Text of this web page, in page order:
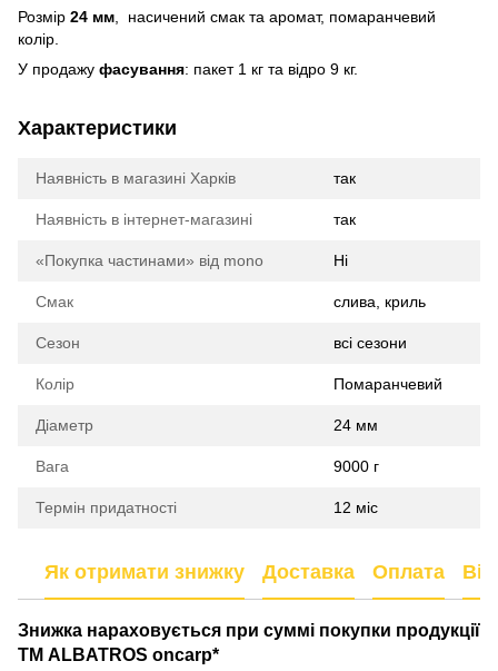
Розмір 24 мм , насичений смак та аромат, помаранчевий
колір.
У продажу фасування: пакет 1 кг та відро 9 кг.
Характеристики
Наявність в магазині Харків так
Наявність в інтернет-магазині так
«Покупка частинами» від mono Ні
Смак слива, криль
Сезон всі сезони
Колір Помаранчевий
Діаметр 24 мм
Вага 9000 г
Термін придатності 12 міс
Як отримати знижку Доставка Оплата
Знижка нараховується при суммі покупки продукції
ТМ ALBATROS oncarp*